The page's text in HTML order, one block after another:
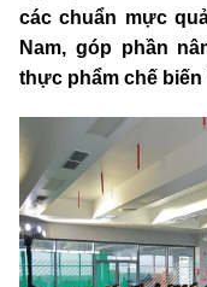
các chuẩn mực
Nam, góp phần
thực phẩm chế